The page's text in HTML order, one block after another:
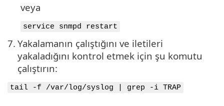
veya
service snmpd restart
7. Yakalamanın çalıştığını ve iletileri
yakaladığını kontrol etmek için şu komutu
çalıştırın:
tail -f /var/log/syslog | grep -i TRAP